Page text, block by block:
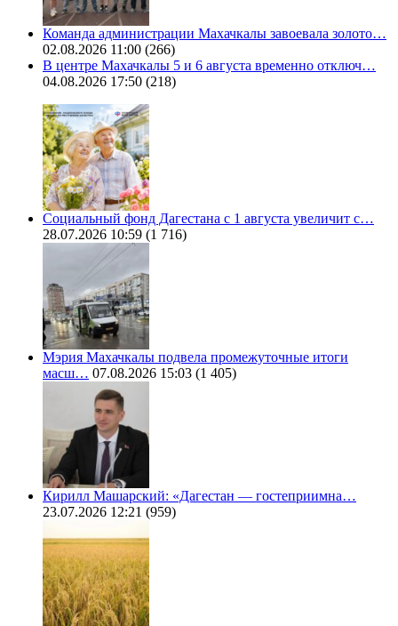
Команда администрации Махачкалы завоевала золото…
02.08.2026 11:00 (266)
В центре Махачкалы 5 и 6 августа временно отключ…
04.08.2026 17:50 (218)
Социальный фонд Дагестана с 1 августа увеличит с…
28.07.2026 10:59 (1 716)
Мэрия Махачкалы подвела промежуточные итоги
масш… 07.08.2026 15:03 (1 405)
Кирилл Машарский: «Дагестан — гостеприимна…
23.07.2026 12:21 (959)